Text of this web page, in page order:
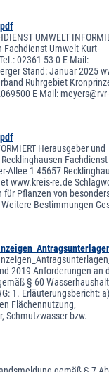
UMWELT
Fachdienst Umwelt Kurt-
02361 53-0 E-Mail:
Stand: Januar 2025
Ruhrgebiet
E-Mail: meyers@rvr-
Herausgeber und
Allee 1 45657
www.kreis-re.de
für Pflanzen von
Bestimmungen
2019 Anforderungen an
§ 60
1. Erläuterungsbericht:
Flächennutzung,
Schmutzwasser bzw.